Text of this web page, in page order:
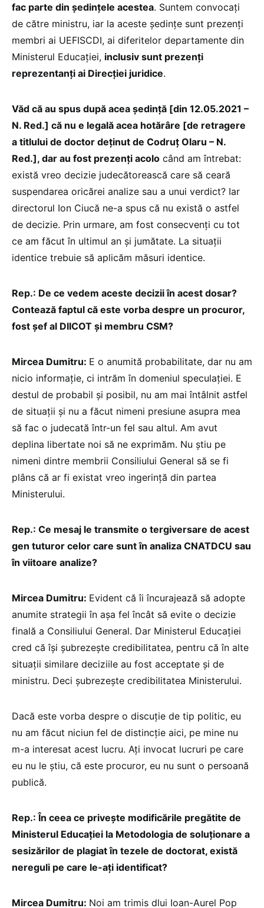
fac parte din ședințele acestea. Suntem convocați
de către ministru, iar la aceste ședințe sunt prezenți
membri ai UEFISCDI, ai diferitelor departamente din
Ministerul Educației, inclusiv sunt prezenți
reprezentanți ai Direcției juridice.
Văd că au spus după acea ședință [din 12.05.2021 –
N. Red.] că nu e legală acea hotărâre [de retragere
a titlului de doctor deținut de Codruț Olaru – N.
Red.], dar au fost prezenți acolo când am întrebat:
există vreo decizie judecătorească care să ceară
suspendarea oricărei analize sau a unui verdict? Iar
directorul Ion Ciucă ne-a spus că nu există o astfel
de decizie. Prin urmare, am fost consecvenți cu tot
ce am făcut în ultimul an și jumătate. La situații
identice trebuie să aplicăm măsuri identice.
Rep.: De ce vedem aceste decizii în acest dosar?
Contează faptul că este vorba despre un procuror,
fost șef al DIICOT și membru CSM?
Mircea Dumitru: E o anumită probabilitate, dar nu am
nicio informație, ci intrăm în domeniul speculației. E
destul de probabil și posibil, nu am mai întâlnit astfel
de situații și nu a făcut nimeni presiune asupra mea
să fac o judecată într-un fel sau altul. Am avut
deplina libertate noi să ne exprimăm. Nu știu pe
nimeni dintre membrii Consiliului General să se fi
plâns că ar fi existat vreo ingerință din partea
Ministerului.
Rep.: Ce mesaj le transmite o tergiversare de acest
gen tuturor celor care sunt în analiza CNATDCU sau
în viitoare analize?
Mircea Dumitru: Evident că îi încurajează să adopte
anumite strategii în așa fel încât să evite o decizie
finală a Consiliului General. Dar Ministerul Educației
cred că își șubrezește credibilitatea, pentru că în alte
situații similare deciziile au fost acceptate și de
ministru. Deci șubrezește credibilitatea Ministerului.
Dacă este vorba despre o discuție de tip politic, eu
nu am făcut niciun fel de distincție aici, pe mine nu
m-a interesat acest lucru. Ați invocat lucruri pe care
eu nu le știu, că este procuror, eu nu sunt o persoană
publică.
Rep.: În ceea ce privește modificările pregătite de
Ministerul Educației la Metodologia de soluționare a
sesizărilor de plagiat în tezele de doctorat, există
nereguli pe care le-ați identificat?
Mircea Dumitru: Noi am trimis dlui Ioan-Aurel Pop